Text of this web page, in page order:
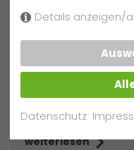
(2023)
Im Jubiläumsjahr
Veranstaltungen für
Mitglieder der
Freunde und Förderer
weiterlesen
Details anzeigen/
Datenschutz